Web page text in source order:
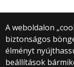
A weboldalon
biztonságos
élményt
beállítások
© 2025
1053